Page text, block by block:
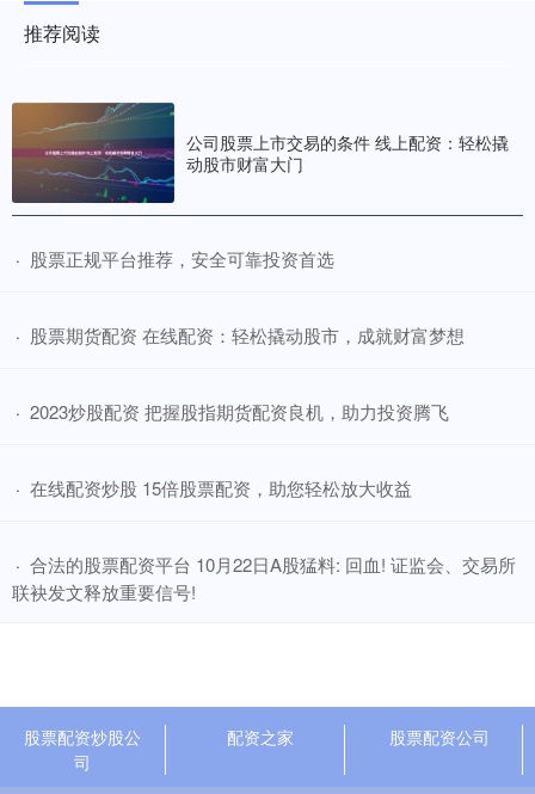
推荐阅读
公司股票上市交易的条件 线上配资：轻松撬
动股市财富大门
· ​股票正规平台推荐，安全可靠投资首选
· ​股票期货配资 在线配资：轻松撬动股市，成就财富梦想
· ​2023炒股配资 把握股指期货配资良机，助力投资腾飞
· ​在线配资炒股 15倍股票配资，助您轻松放大收益
· ​合法的股票配资平台 10月22日A股猛料: 回血! 证监会、交易所
联袂发文释放重要信号!
股票配资炒股公
司
配资之家 股票配资公司